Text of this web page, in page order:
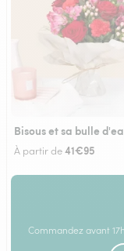
Bisous et sa bulle
À partir de41€95
Commandez avant